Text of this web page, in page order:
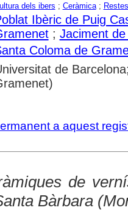
dels ibers ; Ceràmica;
Ibèric de Puig
; Jaciment
Coloma de
de
a aquest
de
Bàrbara